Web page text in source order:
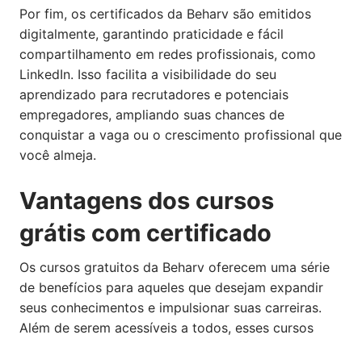
Por fim, os certificados da Beharv são emitidos
digitalmente, garantindo praticidade e fácil
compartilhamento em redes profissionais, como
LinkedIn. Isso facilita a visibilidade do seu
aprendizado para recrutadores e potenciais
empregadores, ampliando suas chances de
conquistar a vaga ou o crescimento profissional que
você almeja.
Vantagens dos cursos
grátis com certificado
Os cursos gratuitos da Beharv oferecem uma série
de benefícios para aqueles que desejam expandir
seus conhecimentos e impulsionar suas carreiras.
Além de serem acessíveis a todos, esses cursos